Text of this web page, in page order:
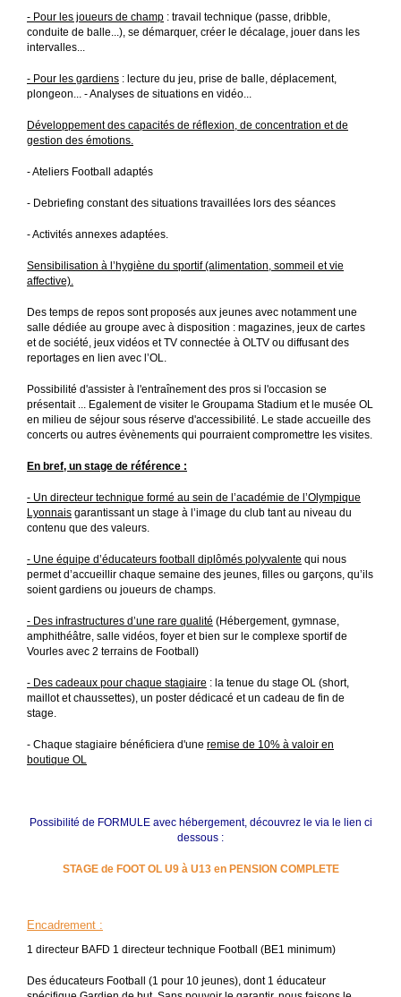
- Pour les joueurs de champ : travail technique (passe, dribble,
conduite de balle...), se démarquer, créer le décalage, jouer dans les
intervalles...
- Pour les gardiens : lecture du jeu, prise de balle, déplacement,
plongeon... - Analyses de situations en vidéo...
Développement des capacités de réflexion, de concentration et de
gestion des émotions.
- Ateliers Football adaptés
- Debriefing constant des situations travaillées lors des séances
- Activités annexes adaptées.
Sensibilisation à l’hygiène du sportif (alimentation, sommeil et vie
affective).
Des temps de repos sont proposés aux jeunes avec notamment une
salle dédiée au groupe avec à disposition : magazines, jeux de cartes
et de société, jeux vidéos et TV connectée à OLTV ou diffusant des
reportages en lien avec l’OL.
Possibilité d'assister à l'entraînement des pros si l'occasion se
présentait ... Egalement de visiter le Groupama Stadium et le musée OL
en milieu de séjour sous réserve d'accessibilité. Le stade accueille des
concerts ou autres évènements qui pourraient compromettre les visites.
En bref, un stage de référence :
- Un directeur technique formé au sein de l’académie de l’Olympique
Lyonnais garantissant un stage à l’image du club tant au niveau du
contenu que des valeurs.
- Une équipe d’éducateurs football diplômés polyvalente qui nous
permet d’accueillir chaque semaine des jeunes, filles ou garçons, qu’ils
soient gardiens ou joueurs de champs.
- Des infrastructures d’une rare qualité (Hébergement, gymnase,
amphithéâtre, salle vidéos, foyer et bien sur le complexe sportif de
Vourles avec 2 terrains de Football)
- Des cadeaux pour chaque stagiaire : la tenue du stage OL (short,
maillot et chaussettes), un poster dédicacé et un cadeau de fin de
stage.
- Chaque stagiaire bénéficiera d'une remise de 10% à valoir en
boutique OL
Possibilité de FORMULEavec hébergement, découvrez le viale lien ci
dessous :
STAGE de FOOT OL U9 à U13 en PENSION COMPLETE
Encadrement :
1 directeur BAFD 1 directeur technique Football (BE1 minimum)
Des éducateurs Football (1 pour 10 jeunes), dont 1 éducateur